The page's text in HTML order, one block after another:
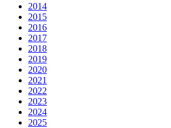
2014
2015
2016
2017
2018
2019
2020
2021
2022
2023
2024
2025